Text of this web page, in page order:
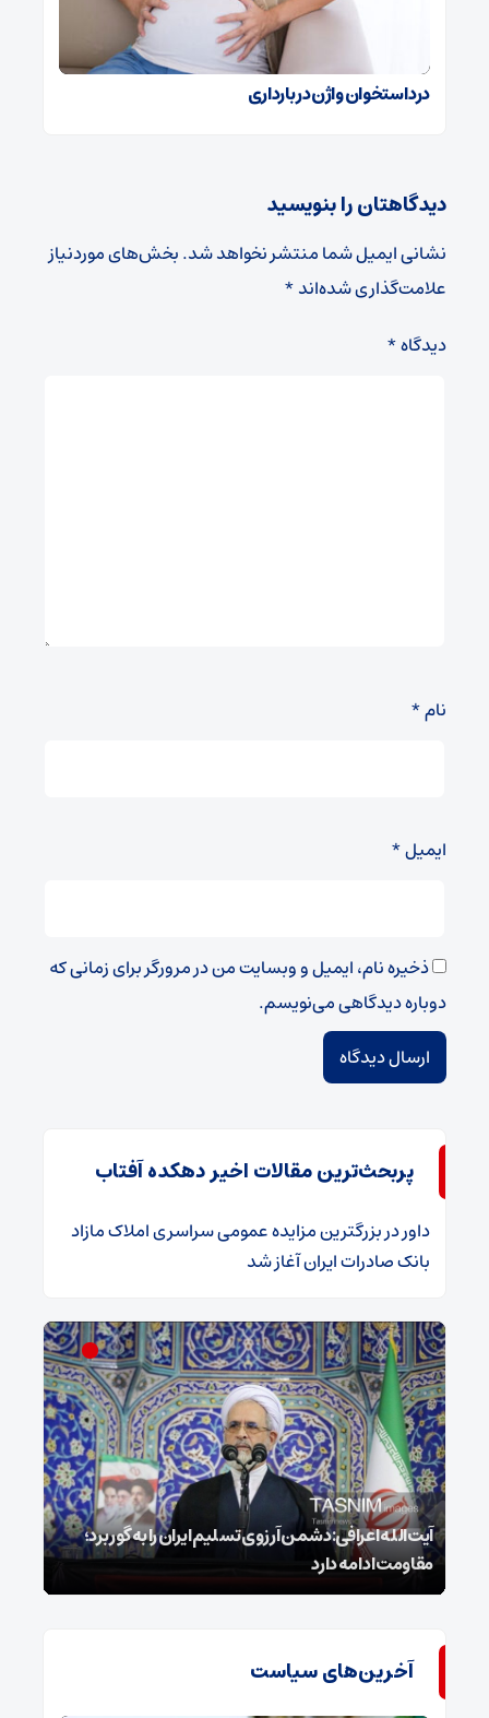
درد استخوان واژن در بارداری
دیدگاهتان را بنویسید
نشانی ایمیل شما منتشر نخواهد شد.بخش‌های موردنیاز
علامت‌گذاری شده‌اند*
دیدگاه*
نام*
ایمیل*
ذخیره نام، ایمیل و وبسایت من در مرورگر برای زمانی که
دوباره دیدگاهی می‌نویسم.
پربحث‌ترین مقالات اخیر دهکده آفتاب
داوردر​بزرگترین مزایده عمومی سراسری املاک مازاد
بانک صادرات ایران آغاز شد
آیت‌الله اعرافی:دشمن آرزوی تسلیم ایران را به گور برد؛
مقاومت ادامه دارد
آخرین‌های سیاست